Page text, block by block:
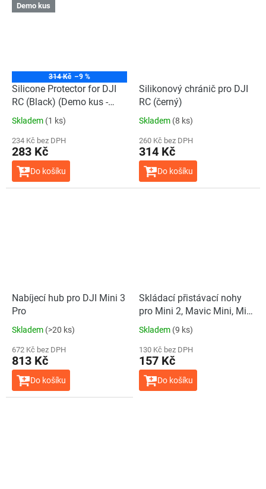
Demo kus
314 Kč –9 %
Silicone Protector for DJI
RC (Black) (Demo kus -
Zánovní)
Skladem (1 ks)
234 Kč bez DPH
283 Kč
Do košíku
Silikonový chránič pro DJI
RC (černý)
Skladem (8 ks)
260 Kč bez DPH
314 Kč
Do košíku
Nabíjecí hub pro DJI Mini 3
Pro
Skladem (>20 ks)
672 Kč bez DPH
813 Kč
Do košíku
Skládací přistávací nohy
pro Mini 2, Mavic Mini, Mini
SE
Skladem (9 ks)
130 Kč bez DPH
157 Kč
Do košíku